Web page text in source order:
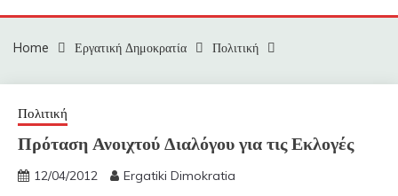
Home Εργατική Δημοκρατία Πολιτική
Πολιτική
Πρόταση Ανοιχτού Διαλόγου για τις Εκλογές
12/04/2012 Ergatiki Dimokratia